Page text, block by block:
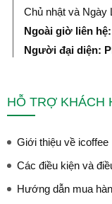
Chủ nhật và Ngày
Ngoài giờ liên hệ:
Người đại diện:
HỖ TRỢ KHÁCH
Giới thiệu về icoffee
Các điều kiện và
Hướng dẫn mua